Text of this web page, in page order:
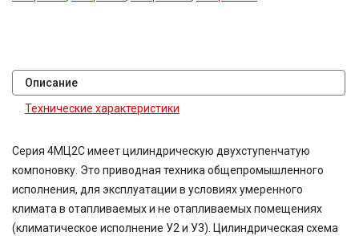
Описание
Технические характеристики
Серия 4МЦ2С имеет цилиндрическую двухступенчатую
компоновку. Это приводная техника общепромышленного
исполнения, для эксплуатации в условиях умеренного
климата в отапливаемых и не отапливаемых помещениях
(климатическое исполнение У2 и У3). Цилиндрическая схема